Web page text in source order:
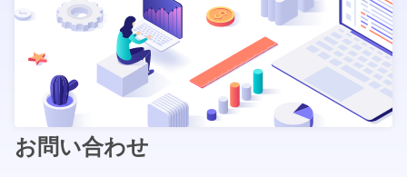
お問い合わせ